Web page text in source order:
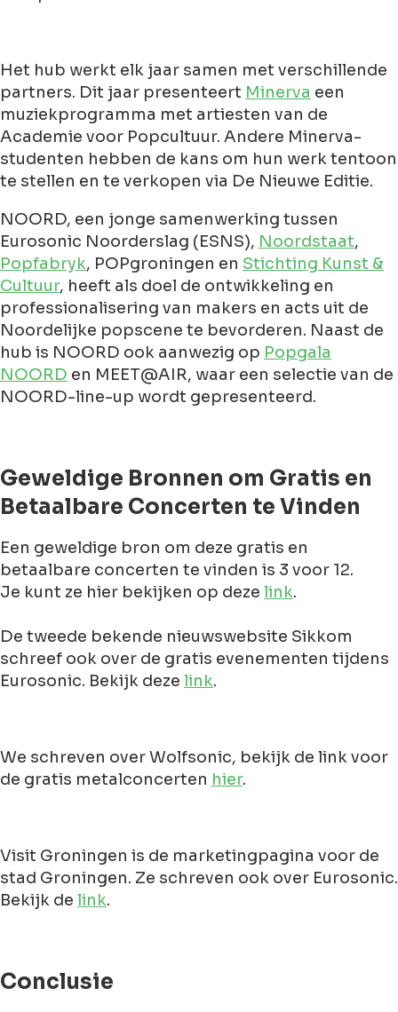
Het hub werkt elk jaar samen met verschillende
partners. Dit jaar presenteert Minerva een
muziekprogramma met artiesten van de
Academie voor Popcultuur. Andere Minerva-
studenten hebben de kans om hun werk tentoon
te stellen en te verkopen via De Nieuwe Editie.
NOORD, een jonge samenwerking tussen
Eurosonic Noorderslag (ESNS), Noordstaat,
Popfabryk, POPgroningen en Stichting Kunst &
Cultuur, heeft als doel de ontwikkeling en
professionalisering van makers en acts uit de
Noordelijke popscene te bevorderen. Naast de
hub is NOORD ook aanwezig op Popgala
NOORD en MEET@AIR, waar een selectie van de
NOORD-line-up wordt gepresenteerd.
Geweldige Bronnen om Gratis en
Betaalbare Concerten te Vinden
Een geweldige bron om deze gratis en
betaalbare concerten te vinden is 3 voor 12.
Je kunt ze hier bekijken op deze link.
De tweede bekende nieuwswebsite Sikkom
schreef ook over de gratis evenementen tijdens
Eurosonic. Bekijk deze link.
We schreven over Wolfsonic, bekijk de link voor
de gratis metalconcerten hier.
Visit Groningen is de marketingpagina voor de
stad Groningen. Ze schreven ook over Eurosonic.
Bekijk de link.
Conclusie